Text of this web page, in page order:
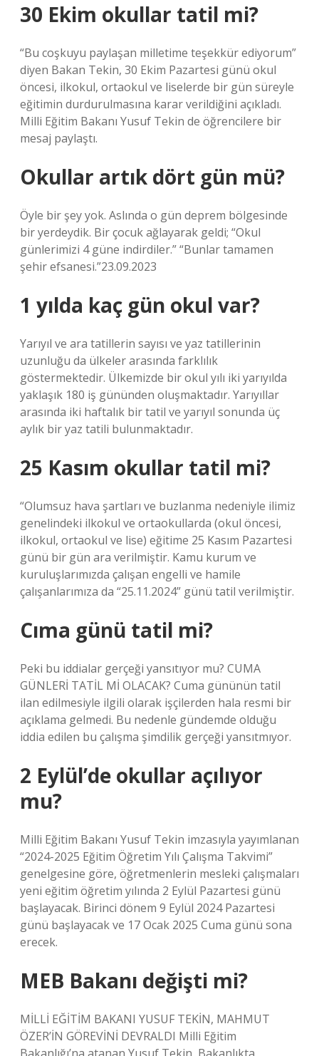
30 Ekim okullar tatil mi?
“Bu coşkuyu paylaşan milletime teşekkür ediyorum”
diyen Bakan Tekin, 30 Ekim Pazartesi günü okul
öncesi, ilkokul, ortaokul ve liselerde bir gün süreyle
eğitimin durdurulmasına karar verildiğini açıkladı.
Milli Eğitim Bakanı Yusuf Tekin de öğrencilere bir
mesaj paylaştı.
Okullar artık dört gün mü?
Öyle bir şey yok. Aslında o gün deprem bölgesinde
bir yerdeydik. Bir çocuk ağlayarak geldi; “Okul
günlerimizi 4 güne indirdiler.” “Bunlar tamamen
şehir efsanesi.”23.09.2023
1 yılda kaç gün okul var?
Yarıyıl ve ara tatillerin sayısı ve yaz tatillerinin
uzunluğu da ülkeler arasında farklılık
göstermektedir. Ülkemizde bir okul yılı iki yarıyılda
yaklaşık 180 iş gününden oluşmaktadır. Yarıyıllar
arasında iki haftalık bir tatil ve yarıyıl sonunda üç
aylık bir yaz tatili bulunmaktadır.
25 Kasım okullar tatil mi?
“Olumsuz hava şartları ve buzlanma nedeniyle ilimiz
genelindeki ilkokul ve ortaokullarda (okul öncesi,
ilkokul, ortaokul ve lise) eğitime 25 Kasım Pazartesi
günü bir gün ara verilmiştir. Kamu kurum ve
kuruluşlarımızda çalışan engelli ve hamile
çalışanlarımıza da “25.11.2024” günü tatil verilmiştir.
Cıma günü tatil mi?
Peki bu iddialar gerçeği yansıtıyor mu? CUMA
GÜNLERİ TATİL Mİ OLACAK? Cuma gününün tatil
ilan edilmesiyle ilgili olarak işçilerden hala resmi bir
açıklama gelmedi. Bu nedenle gündemde olduğu
iddia edilen bu çalışma şimdilik gerçeği yansıtmıyor.
2 Eylül’de okullar açılıyor
mu?
Milli Eğitim Bakanı Yusuf Tekin imzasıyla yayımlanan
“2024-2025 Eğitim Öğretim Yılı Çalışma Takvimi”
genelgesine göre, öğretmenlerin mesleki çalışmaları
yeni eğitim öğretim yılında 2 Eylül Pazartesi günü
başlayacak. Birinci dönem 9 Eylül 2024 Pazartesi
günü başlayacak ve 17 Ocak 2025 Cuma günü sona
erecek.
MEB Bakanı değişti mi?
MİLLİ EĞİTİM BAKANI YUSUF TEKİN, MAHMUT
ÖZER’İN GÖREVİNİ DEVRALDI Milli Eğitim